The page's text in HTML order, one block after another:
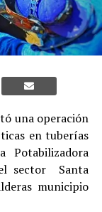
una operación
en tuberías
Potabilizadora
sector Santa
municipio